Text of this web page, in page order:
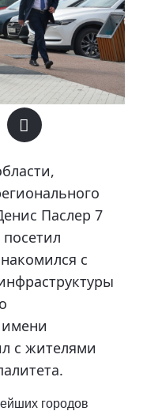
Паслер 7
с
имени
с жителями
городов